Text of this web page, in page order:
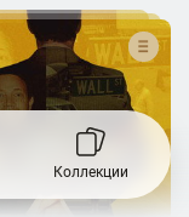
Коллекции